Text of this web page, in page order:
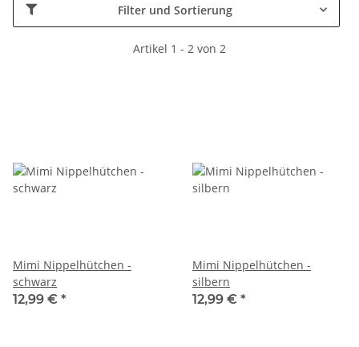
Filter und Sortierung
Artikel 1 - 2 von 2
Mimi Nippelhütchen -
schwarz
12,99 € *
Mimi Nippelhütchen -
silbern
12,99 € *